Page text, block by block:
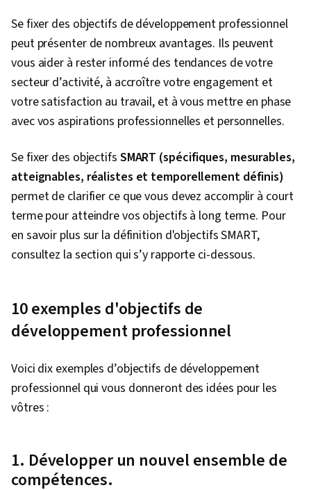
Se fixer des objectifs de développement professionnel
peut présenter de nombreux avantages. Ils peuvent
vous aider à rester informé des tendances de votre
secteur d’activité, à accroître votre engagement et
votre satisfaction au travail, et à vous mettre en phase
avec vos aspirations professionnelles et personnelles.
Se fixer des objectifs SMART (spécifiques, mesurables,
atteignables, réalistes et temporellement définis)
permet de clarifier ce que vous devez accomplir à court
terme pour atteindre vos objectifs à long terme. Pour
en savoir plus sur la définition d'objectifs SMART,
consultez la section qui s’y rapporte ci-dessous.
10 exemples d'objectifs de
développement professionnel
Voici dix exemples d’objectifs de développement
professionnel qui vous donneront des idées pour les
vôtres :
1. Développer un nouvel ensemble de
compétences.